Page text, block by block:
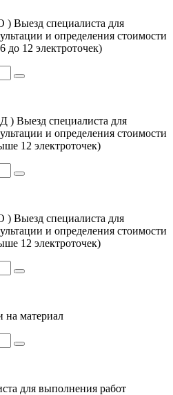
Выезд специалиста для
и определения стоимости
до 12 электроточек)
Выезд специалиста для
и определения стоимости
12 электроточек)
Выезд специалиста для
и определения стоимости
12 электроточек)
на материал
для выполнения работ